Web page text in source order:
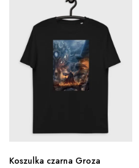
Koszulka czarna Groza